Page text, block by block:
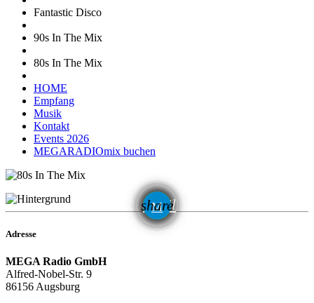
Fantastic Disco
90s In The Mix
80s In The Mix
HOME
Empfang
Musik
Kontakt
Events 2026
MEGARADIOmix buchen
share
42
email
Adresse
MEGA Radio GmbH
Alfred-Nobel-Str. 9
86156 Augsburg